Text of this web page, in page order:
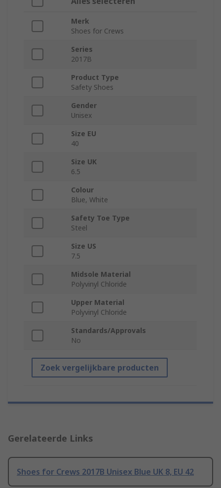
Merk
Shoes for Crews
Series
2017B
Product Type
Safety Shoes
Gender
Unisex
Size EU
40
Size UK
6.5
Colour
Blue, White
Safety Toe Type
Steel
Size US
7.5
Midsole Material
Polyvinyl Chloride
Upper Material
Polyvinyl Chloride
Standards/Approvals
No
Zoek vergelijkbare producten
Gerelateerde Links
Shoes for Crews 2017B Unisex Blue UK 8, EU 42